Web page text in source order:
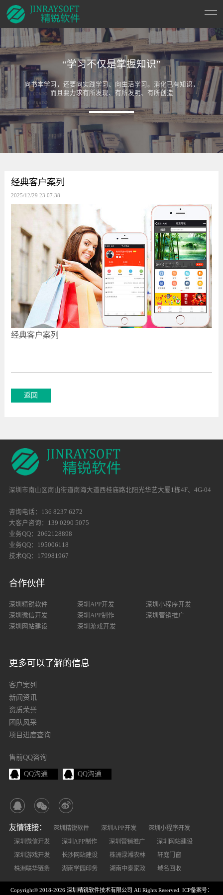
“学习不仅是掌握知识”
向书本学习，还要向实践学习、向生活学习。消化已有知识，
而且要力求有所发现、有所发明、有所创造
经典客户案列
2025/12/29 23:07:38
经典客户案列
深圳市南山区南山街道南海大道西桂庙路北阳光华艺大厦1栋4F、4G-04
咨询电话：136 8237 6272
大客户咨询：139 0290 5075
业务QQ：2062128898
业务QQ：195006118
技术QQ：179981967
合作伙伴
深圳精锐软件 深圳APP开发
深圳小程序开发
深圳微信开发
深圳APP制作
深圳营销推广
深圳网站建设
深圳游戏开发
更多可以了解的信息
客户案列
新闻资讯
资质荣誉
团队风采
项目进度查询
售前QQ咨询
QQ沟通 QQ沟通
友情链接： 深圳精锐软件 深圳APP开发
深圳小程序开发
深圳微信开发
深圳APP制作 深圳营销推广
深圳网站建设
深圳游戏开发
长沙网站建设 株洲渌湘农林
轩庭门窗
株洲联华链条
湖南学园印务 湖南中泰家政 域名回收
Copyright© 2018-2026 深圳精锐软件技术有限公司 All Rights Reserved. ICP备案号：